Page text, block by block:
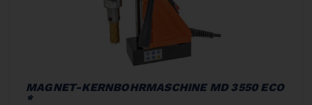
MAGNET-KERNBOHRMASCHINE MD 3550 ECO
*